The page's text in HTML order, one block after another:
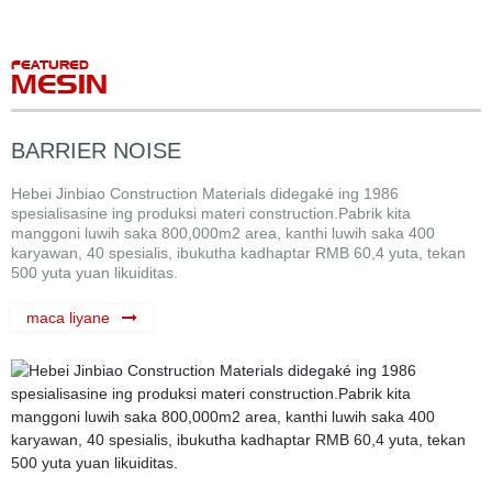
FEATURED
MESIN
BARRIER NOISE
Hebei Jinbiao Construction Materials didegaké ing 1986
spesialisasine ing produksi materi construction.Pabrik kita
manggoni luwih saka 800,000m2 area, kanthi luwih saka 400
karyawan, 40 spesialis, ibukutha kadhaptar RMB 60,4 yuta, tekan
500 yuta yuan likuiditas.
maca liyane